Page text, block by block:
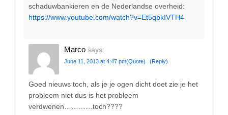
schaduwbankieren en de Nederlandse overheid:
https://www.youtube.com/watch?v=Et5qbkIVTH4
Marco says:
June 11, 2013 at 4:47 pm(Quote) (Reply)
Goed nieuws toch, als je je ogen dicht doet zie je het
probleem niet dus is het probleem
verdwenen…………toch????